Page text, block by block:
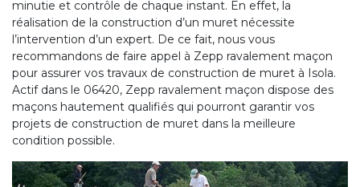
minutie et contrôle de chaque instant. En effet, la
réalisation de la construction d’un muret nécessite
l’intervention d’un expert. De ce fait, nous vous
recommandons de faire appel à Zepp ravalement maçon
pour assurer vos travaux de construction de muret à Isola.
Actif dans le 06420, Zepp ravalement maçon dispose des
maçons hautement qualifiés qui pourront garantir vos
projets de construction de muret dans la meilleure
condition possible.